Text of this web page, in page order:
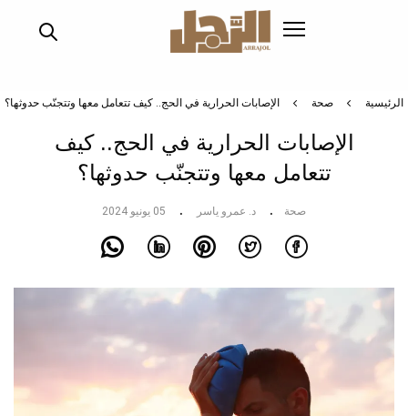
الرئيسية صحة الإصابات الحرارية في الحج.. كيف تتعامل معها وتتجنّب حدوثها؟
الإصابات الحرارية في الحج.. كيف
تتعامل معها وتتجنّب حدوثها؟
صحة د. عمرو ياسر 05 يونيو 2024